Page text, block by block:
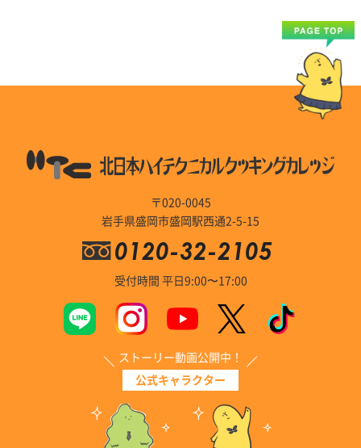
〒020-0045
岩手県盛岡市盛岡駅西通2-5-15
0120-32-2105
受付時間 平日9:00〜17:00
ストーリー動画公開中！
公式キャラクター